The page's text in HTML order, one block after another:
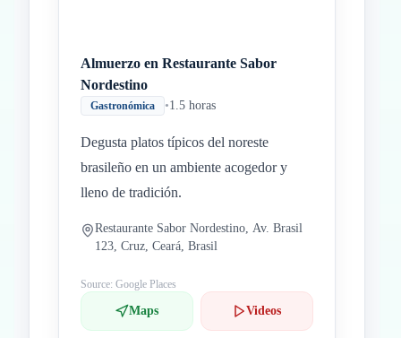
Almuerzo en Restaurante Sabor
Nordestino
Gastronómica •1.5 horas
Degusta platos típicos del noreste
brasileño en un ambiente acogedor y
lleno de tradición.
Restaurante Sabor Nordestino, Av. Brasil
123, Cruz, Ceará, Brasil
Source: Google Places
Maps Videos